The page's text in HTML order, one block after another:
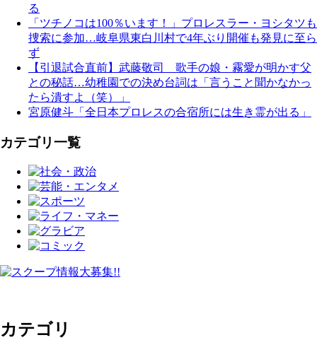
る
「ツチノコは100％います！」プロレスラー・ヨシタツも
捜索に参加…岐阜県東白川村で4年ぶり開催も発見に至ら
ず
【引退試合直前】武藤敬司 歌手の娘・霧愛が明かす父
との秘話…幼稚園での決め台詞は「言うこと聞かなかっ
たら潰すよ（笑）」
宮原健斗「全日本プロレスの合宿所には生き霊が出る」
カテゴリ一覧
カテゴリ